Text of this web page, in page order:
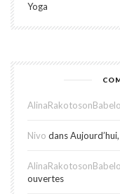
Yoga
Nivo dans
ouvertes